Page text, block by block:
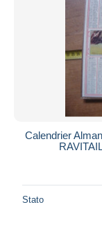
Calendrier
Stato